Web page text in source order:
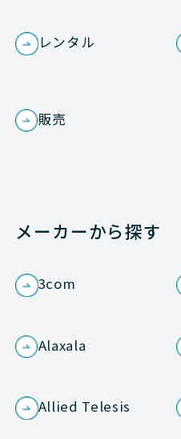
レンタル
販売
メーカーから探す
3com
Alaxala
Allied Telesis